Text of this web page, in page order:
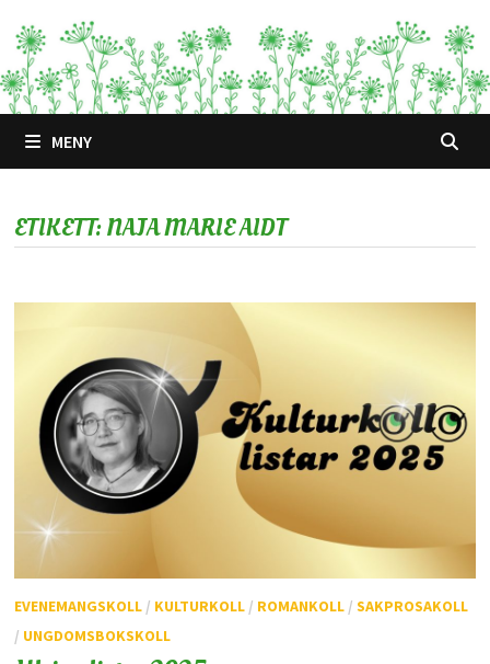
till
innehåll
MENY
ETIKETT:NAJA MARIE AIDT
EVENEMANGSKOLL/ KULTURKOLL/ ROMANKOLL/ SAKPROSAKOLL
/ UNGDOMSBOKSKOLL